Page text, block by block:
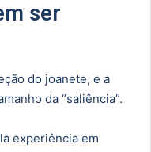
ser
do joanete, e a
da “saliência”.
experiência em